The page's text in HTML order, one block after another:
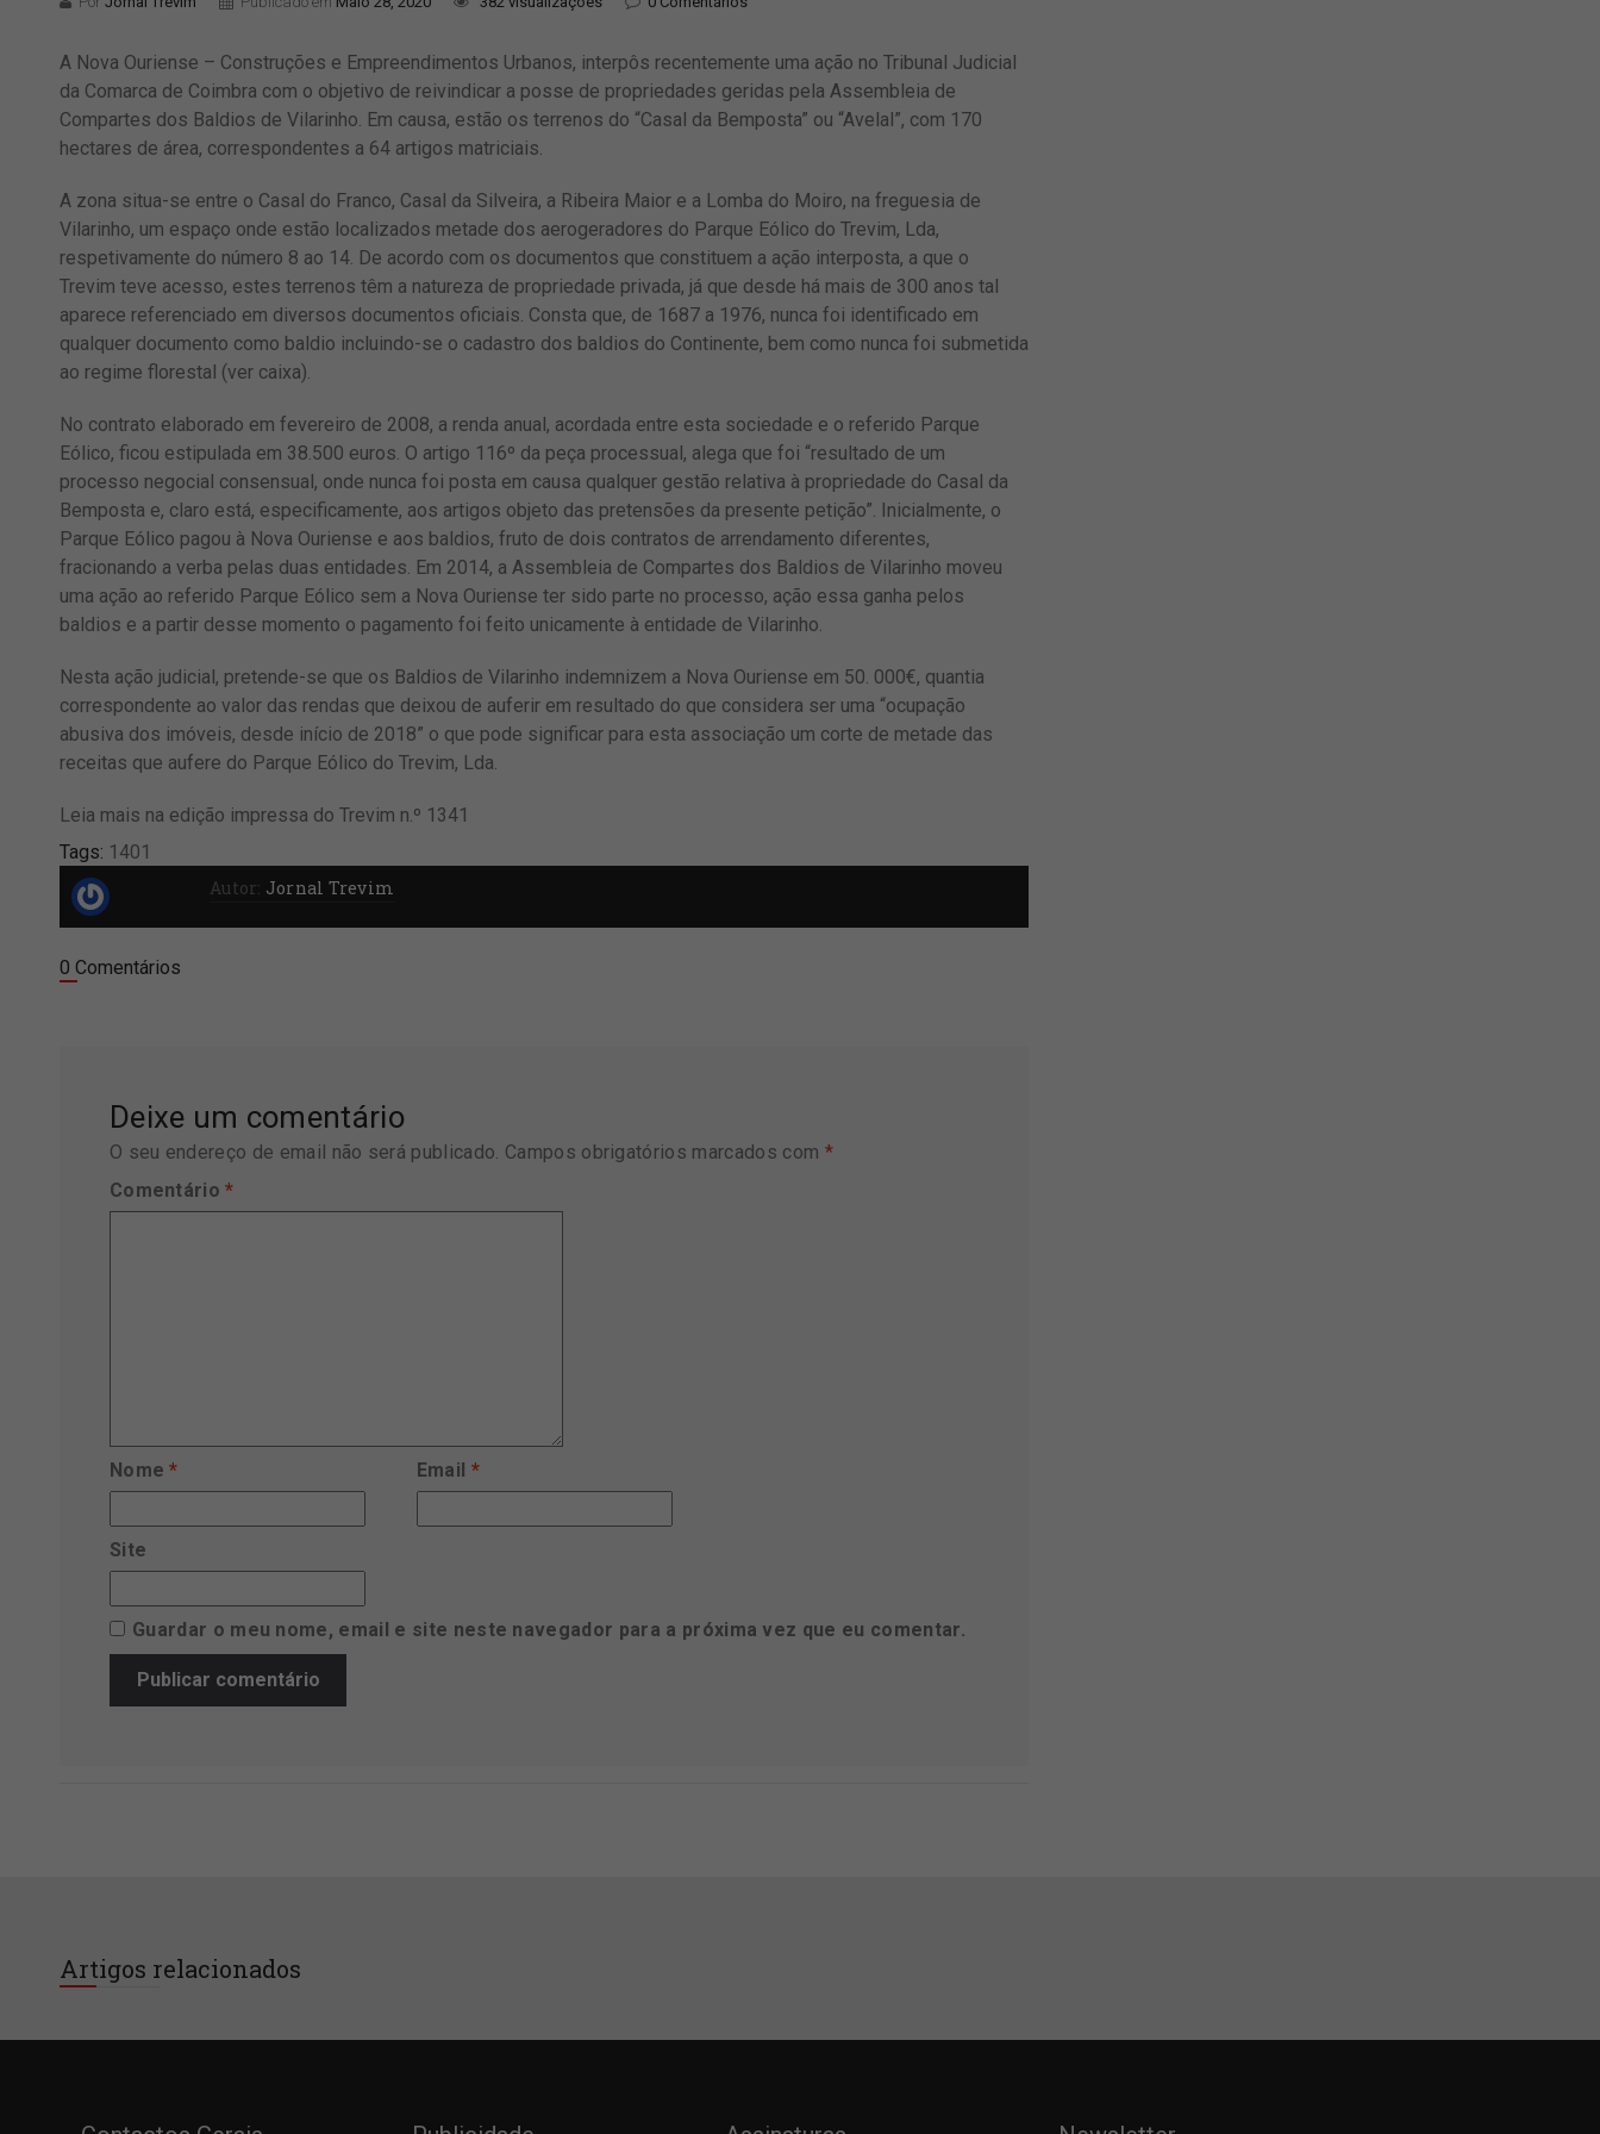
A Nova Ouriense – Construções e Empreendimentos Urbanos, interpôs recentemente uma ação no Tribunal Judicial
da Comarca de Coimbra com o objetivo de reivindicar a posse de propriedades geridas pela Assembleia de
Compartes dos Baldios de Vilarinho. Em causa, estão os terrenos do “Casal da Bemposta” ou “Avelal”, com 170
hectares de área, correspondentes a 64 artigos matriciais.
A zona situa-se entre o Casal do Franco, Casal da Silveira, a Ribeira Maior e a Lomba do Moiro, na freguesia de
Vilarinho, um espaço onde estão localizados metade dos aerogeradores do Parque Eólico do Trevim, Lda,
respetivamente do número 8 ao 14. De acordo com os documentos que constituem a ação interposta, a que o
Trevim teve acesso, estes terrenos têm a natureza de propriedade privada, já que desde há mais de 300 anos tal
aparece referenciado em diversos documentos oficiais. Consta que, de 1687 a 1976, nunca foi identificado em
qualquer documento como baldio incluindo-se o cadastro dos baldios do Continente, bem como nunca foi submetida
ao regime florestal (ver caixa).
No contrato elaborado em fevereiro de 2008, a renda anual, acordada entre esta sociedade e o referido Parque
Eólico, ficou estipulada em 38.500 euros. O artigo 116º da peça processual, alega que foi “resultado de um
processo negocial consensual, onde nunca foi posta em causa qualquer gestão relativa à propriedade do Casal da
Bemposta e, claro está, especificamente, aos artigos objeto das pretensões da presente petição”. Inicialmente, o
Parque Eólico pagou à Nova Ouriense e aos baldios, fruto de dois contratos de arrendamento diferentes,
fracionando a verba pelas duas entidades. Em 2014, a Assembleia de Compartes dos Baldios de Vilarinho moveu
uma ação ao referido Parque Eólico sem a Nova Ouriense ter sido parte no processo, ação essa ganha pelos
baldios e a partir desse momento o pagamento foi feito unicamente à entidade de Vilarinho.
Nesta ação judicial, pretende-se que os Baldios de Vilarinho indemnizem a Nova Ouriense em 50. 000€, quantia
correspondente ao valor das rendas que deixou de auferir em resultado do que considera ser uma “ocupação
abusiva dos imóveis, desde início de 2018” o que pode significar para esta associação um corte de metade das
receitas que aufere do Parque Eólico do Trevim, Lda.
Leia mais na edição impressa do Trevim n.º 1341
Tags: 1401
Autor: Jornal Trevim
0 Comentários
Deixe um comentário
O seu endereço de email não será publicado. Campos obrigatórios marcados com *
Comentário*
Nome* Email *
Site
Guardar o meu nome, email e site neste navegador para a próxima vez que eu comentar.
Artigos relacionados